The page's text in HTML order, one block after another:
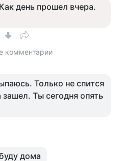
день прошел вчера.
комментарии
Только не спится
зашел. Ты сегодня опять
дома